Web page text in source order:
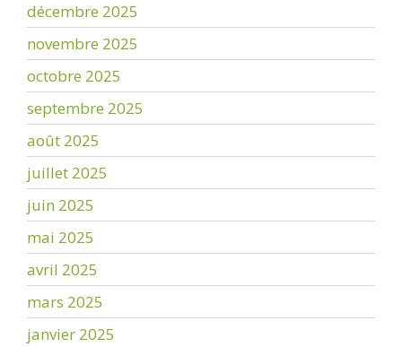
décembre 2025
novembre 2025
octobre 2025
septembre 2025
août 2025
juillet 2025
juin 2025
mai 2025
avril 2025
mars 2025
janvier 2025